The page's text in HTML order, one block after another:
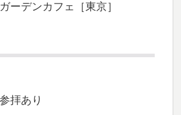
ーデンカフェ［東京］
拝あり